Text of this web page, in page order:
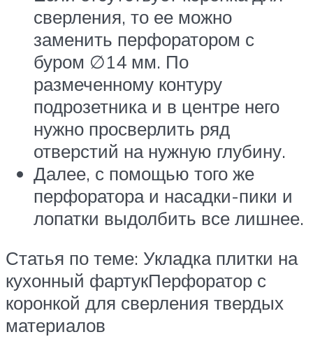
сверления, то ее можно
заменить перфоратором с
буром ∅14 мм. По
размеченному контуру
подрозетника и в центре него
нужно просверлить ряд
отверстий на нужную глубину.
Далее, с помощью того же
перфоратора и насадки-пики и
лопатки выдолбить все лишнее.
Статья по теме: Укладка плитки на
кухонный фартукПерфоратор с
коронкой для сверления твердых
материалов